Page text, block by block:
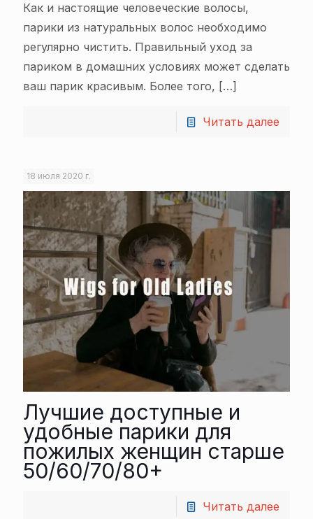
Как и настоящие человеческие волосы,
парики из натуральных волос необходимо
регулярно чистить. Правильный уход за
париком в домашних условиях может сделать
ваш парик красивым. Более того, […]
Читать далее
18 июля 2020 г.
Лучшие доступные и
удобные парики для
пожилых женщин старше
50/60/70/80+
Читать далее